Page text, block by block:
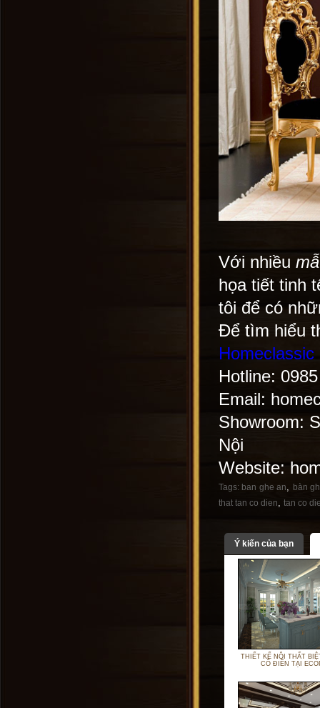
Với nhiều
họa tiết tinh
tôi để có
Để tìm hiểu
Homeclassic
Hotline:
Email:
Showroom:
Nội
Website:
Tags: ban ghe an
bàn
that tan co dien
tan co
Ý kiến của bạn
THIẾT KẾ NỘI THẤT
CỔ ĐIỂN TẠI